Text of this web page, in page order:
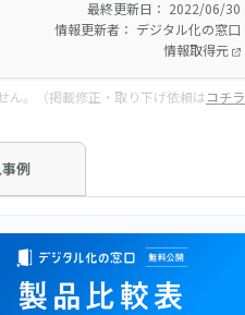
最終更新日： 2022/06/30
情報更新者： デジタル化の窓口
情報取得元
ん。（掲載修正・取り下げ依頼はコチラ
例